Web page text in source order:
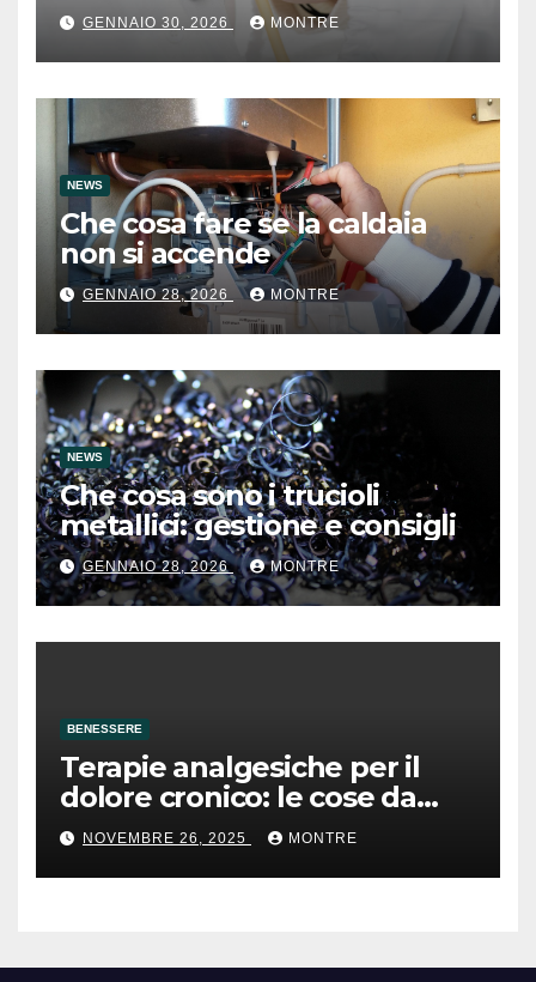
GENNAIO 30, 2026 MONTRE
NEWS
Che cosa fare se la caldaia
non si accende
GENNAIO 28, 2026 MONTRE
NEWS
Che cosa sono i trucioli
metallici: gestione e consigli
GENNAIO 28, 2026 MONTRE
BENESSERE
Terapie analgesiche per il
dolore cronico: le cose da
sapere
NOVEMBRE 26, 2025 MONTRE